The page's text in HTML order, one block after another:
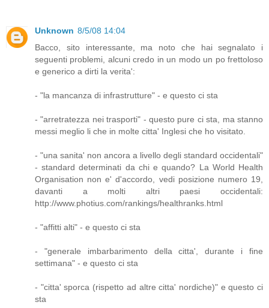
Unknown 8/5/08 14:04
Bacco, sito interessante, ma noto che hai segnalato i
seguenti problemi, alcuni credo in un modo un po frettoloso
e generico a dirti la verita':
- "la mancanza di infrastrutture" - e questo ci sta
- "arretratezza nei trasporti" - questo pure ci sta, ma stanno
messi meglio li che in molte citta' Inglesi che ho visitato.
- "una sanita' non ancora a livello degli standard occidentali"
- standard determinati da chi e quando? La World Health
Organisation non e' d'accordo, vedi posizione numero 19,
davanti a molti altri paesi occidentali:
http://www.photius.com/rankings/healthranks.html
- "affitti alti" - e questo ci sta
- "generale imbarbarimento della citta', durante i fine
settimana" - e questo ci sta
- "citta' sporca (rispetto ad altre citta' nordiche)" e questo ci
sta